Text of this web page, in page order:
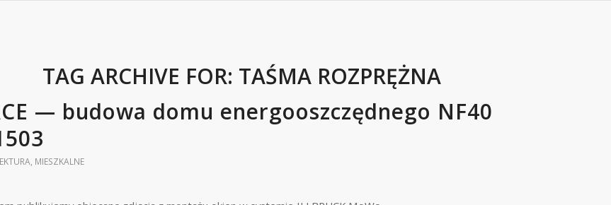
TAG ARCHIVE FOR: TAŚMA ROZPRĘŻNA
— budowa domu energooszczędnego NF40
, MIESZKALNE